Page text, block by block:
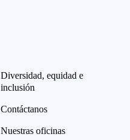
Diversidad, equidad e
inclusión
Contáctanos
Nuestras oficinas